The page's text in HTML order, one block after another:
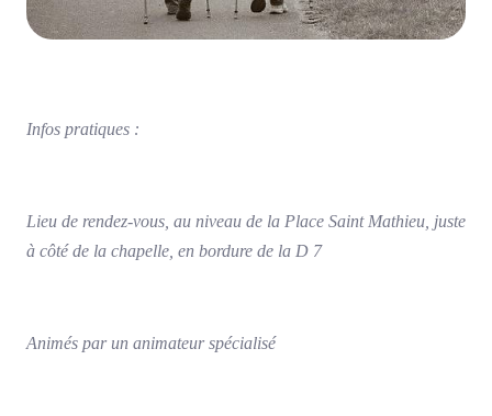
Infos pratiques :
Lieu de rendez-vous, au niveau de la Place Saint Mathieu, juste
à côté de la chapelle, en bordure de la D 7
Animés par un animateur spécialisé